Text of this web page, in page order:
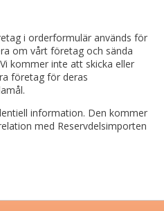
i orderformulär används för
om vårt företag och sända
kommer inte att skicka eller
företag för deras
information. Den kommer
med Reservdelsimporten